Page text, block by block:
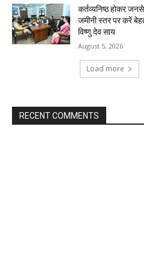
कर्तव्यनिष्ठ होकर
जमीनी स्तर पर करें
विष्णु देव साय
August 5, 2026
Load more
RECENT COMMENTS